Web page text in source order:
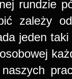
rundzie
zależy
jeden